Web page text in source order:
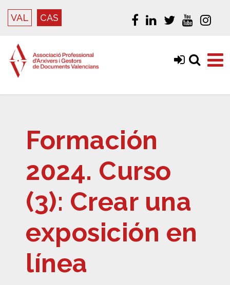
VAL CAS
Formación
2024. Curso
(3): Crear una
exposición en
línea